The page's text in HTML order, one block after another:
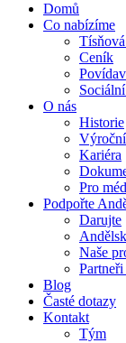
Domů
Co nabízíme
Ceník
O nás
Historie
Kariéra
Pro
Podpořte
Darujte
Naše
Blog
Časté dotazy
Kontakt
Tým